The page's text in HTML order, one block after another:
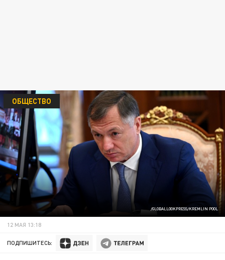
/GLOBALLOOKPRESS/KREMLIN POOL
ОБЩЕСТВО
12 МАЯ 13:18
ПОДПИШИТЕСЬ: